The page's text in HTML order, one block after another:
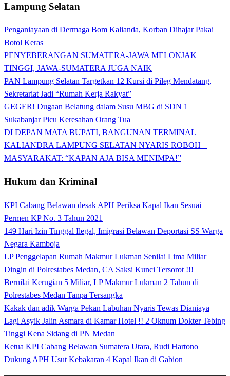
Lampung Selatan
Penganiayaan di Dermaga Bom Kalianda, Korban Dihajar Pakai
Botol Keras
PENYEBERANGAN SUMATERA-JAWA MELONJAK
TINGGI, JAWA-SUMATERA JUGA NAIK
PAN Lampung Selatan Targetkan 12 Kursi di Pileg Mendatang,
Sekretariat Jadi “Rumah Kerja Rakyat”
GEGER! Dugaan Belatung dalam Susu MBG di SDN 1
Sukabanjar Picu Keresahan Orang Tua
DI DEPAN MATA BUPATI, BANGUNAN TERMINAL
KALIANDRA LAMPUNG SELATAN NYARIS ROBOH –
MASYARAKAT: “KAPAN AJA BISA MENIMPA!”
Hukum dan Kriminal
KPI Cabang Belawan desak APH Periksa Kapal Ikan Sesuai
Permen KP No. 3 Tahun 2021
149 Hari Izin Tinggal Ilegal, Imigrasi Belawan Deportasi SS Warga
Negara Kamboja
LP Penggelapan Rumah Makmur Lukman Senilai Lima Miliar
Dingin di Polrestabes Medan, CA Saksi Kunci Tersorot !!!
Bernilai Kerugian 5 Miliar, LP Makmur Lukman 2 Tahun di
Polrestabes Medan Tanpa Tersangka
Kakak dan adik Warga Pekan Labuhan Nyaris Tewas Dianiaya
Lagi Asyik Jalin Asmara di Kamar Hotel !! 2 Oknum Dokter Tebing
Tinggi Kena Sidang di PN Medan
Ketua KPI Cabang Belawan Sumatera Utara, Rudi Hartono
Dukung APH Usut Kebakaran 4 Kapal Ikan di Gabion